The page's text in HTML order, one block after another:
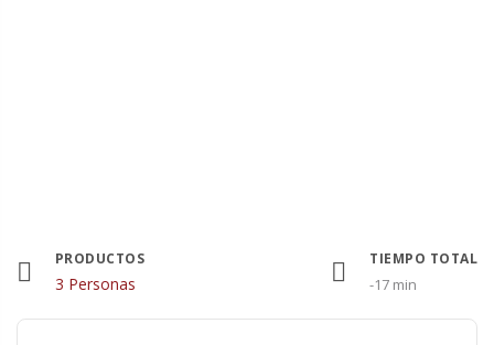
PRODUCTOS
3 Personas
TIEMPO TOTAL
-17 min